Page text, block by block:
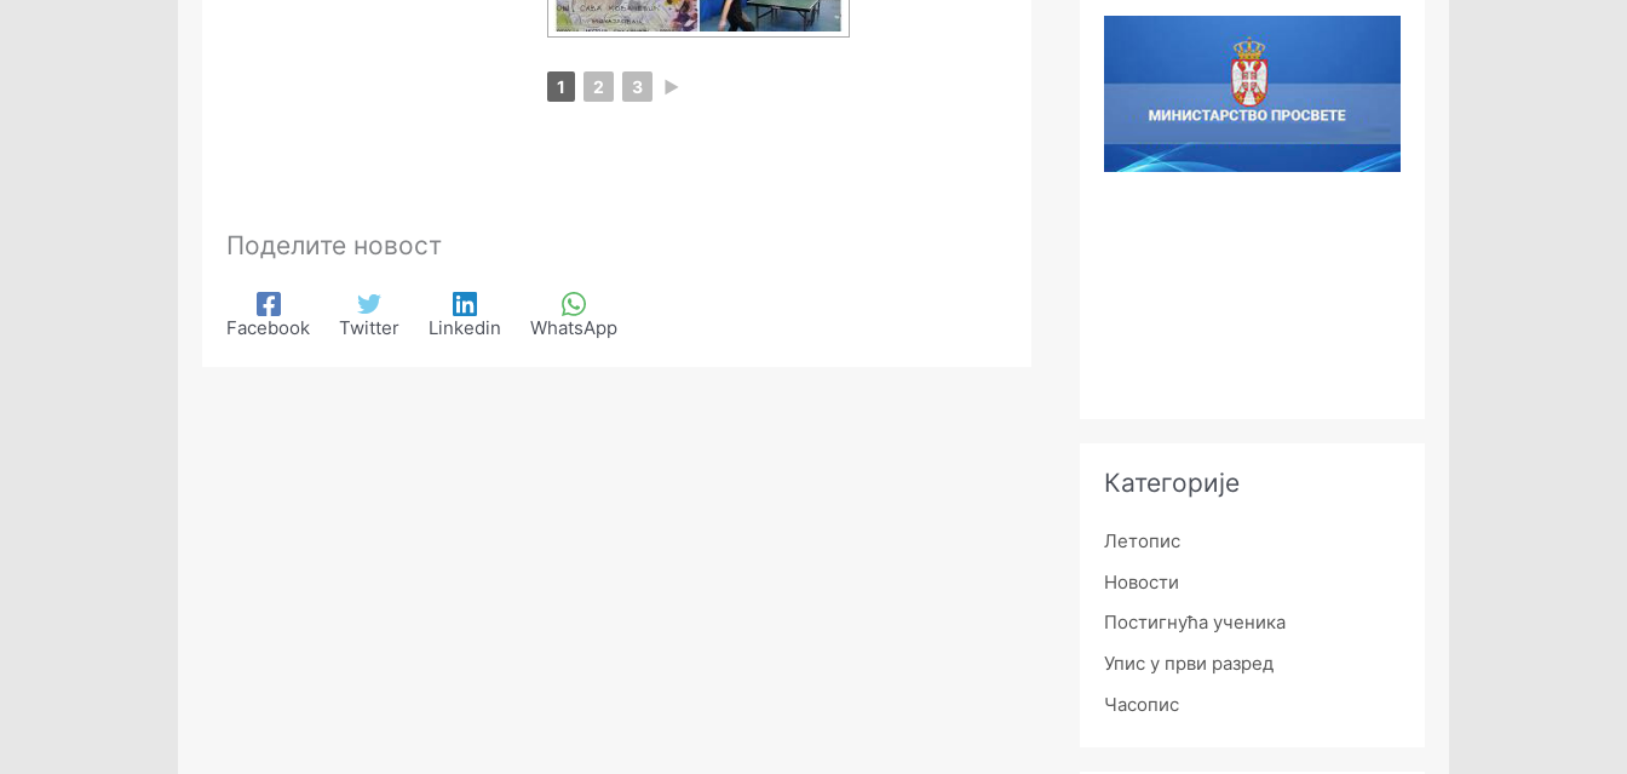
1 2 3 ►
Поделите новост
Facebook Twitter Linkedin WhatsApp
Категорије
Летопис
Новости
Постигнућа ученика
Упис у први разред
Часопис